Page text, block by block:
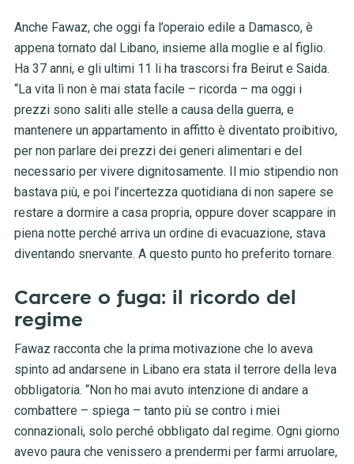
Anche Fawaz, che oggi fa l’operaio edile a Damasco, è
appena tornato dal Libano, insieme alla moglie e al figlio.
Ha 37 anni, e gli ultimi 11 li ha trascorsi fra Beirut e Saida.
“La vita lì non è mai stata facile – ricorda – ma oggi i
prezzi sono saliti alle stelle a causa della guerra, e
mantenere un appartamento in affitto è diventato proibitivo,
per non parlare dei prezzi dei generi alimentari e del
necessario per vivere dignitosamente. Il mio stipendio non
bastava più, e poi l’incertezza quotidiana di non sapere se
restare a dormire a casa propria, oppure dover scappare in
piena notte perché arriva un ordine di evacuazione, stava
diventando snervante. A questo punto ho preferito tornare.
Carcere o fuga: il ricordo del
regime
Fawaz racconta che la prima motivazione che lo aveva
spinto ad andarsene in Libano era stata il terrore della leva
obbligatoria. “Non ho mai avuto intenzione di andare a
combattere – spiega – tanto più se contro i miei
connazionali, solo perché obbligato dal regime. Ogni giorno
avevo paura che venissero a prendermi per farmi arruolare,